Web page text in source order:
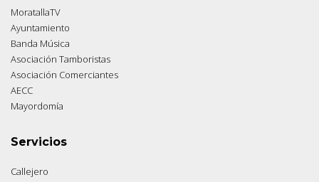
MoratallaTV
Ayuntamiento
Banda Música
Asociación Tamboristas
Asociación Comerciantes
AECC
Mayordomía
Servicios
Callejero